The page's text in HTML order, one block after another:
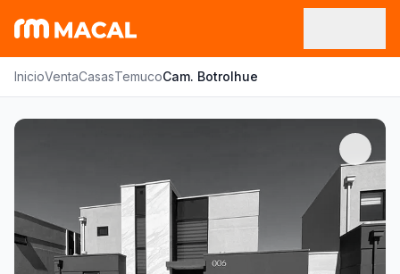
InicioVentaCasasTemucoCam. Botrolhue